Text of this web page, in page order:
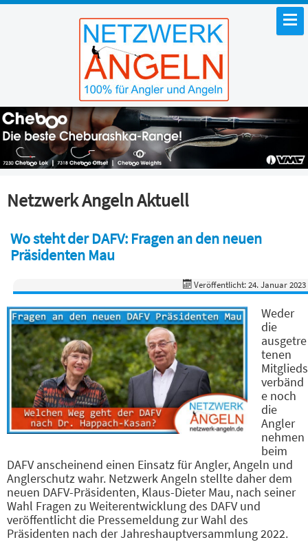
Netzwerk Angeln Aktuell
Wo steht der DAFV: Fragen an den neuen
Präsidenten Mau
Veröffentlicht: 24. Januar 2023
Weder
die
ausgetre
tenen
Mitglieds
verbänd
e noch
die
Angler
nehmen
beim
DAFV anscheinend einen Einsatz für Angler, Angeln und
Anglerschutz wahr. Netzwerk Angeln stellte daher dem
neuen DAFV-Präsidenten, Klaus-Dieter Mau, nach seiner
Wahl Fragen zu Weiterentwicklung des DAFV und
veröffentlicht die Pressemeldung zur Wahl des
Präsidenten nach der Jahreshauptversammlung 2022.